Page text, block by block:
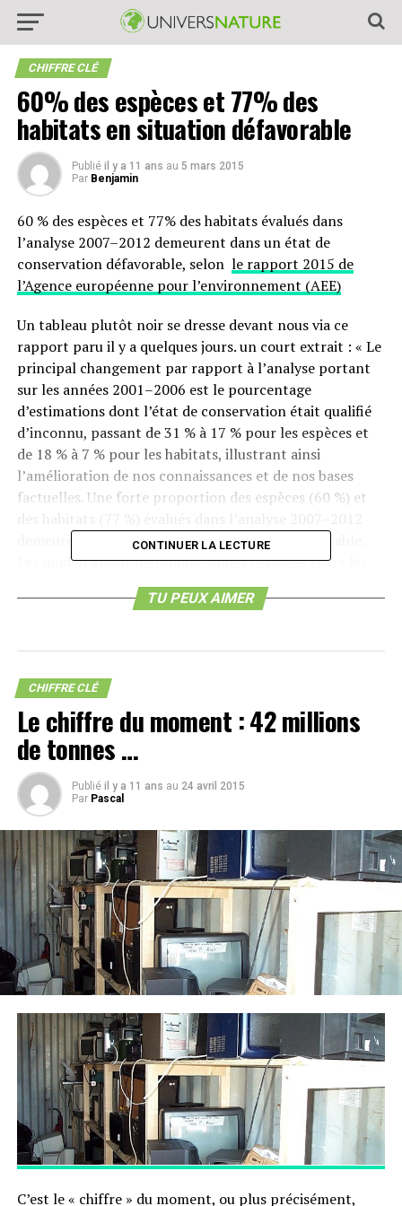
CHIFFRE CLÉ
60% des espèces et 77% des
habitats en situation défavorable
Publié il y a 11 ans au 5 mars 2015
Par Benjamin
60 % des espèces et 77% des habitats évalués dans
l’analyse 2007–2012 demeurent dans un état de
conservation défavorable, selon le rapport 2015 de
l’Agence européenne pour l’environnement (AEE)
Un tableau plutôt noir se dresse devant nous via ce
rapport paru il y a quelques jours. un court extrait : « Le
principal changement par rapport à l’analyse portant
sur les années 2001–2006 est le pourcentage
d’estimations dont l’état de conservation était qualifié
d’inconnu, passant de 31 % à 17 % pour les espèces et
de 18 % à 7 % pour les habitats, illustrant ainsi
l’amélioration de nos connaissances et de nos bases
factuelles. Une forte proportion des espèces (60 %) et
demeurent dans un état de conservation défavorable.
Les modifications méthodologiques réalisées entre les
deux analyses empêchent de savoir si ces valeurs
représentent une détérioration de leur état ou reflète
ailleurs, même si la réponse sociétale à la perte de
positives peuvent prendre un certain temps avant
d’impacter son état. L’une des réussites les plus
marquantes est illustrée par l’expansion du réseau de
zones protégées de Natura 2000 qui représente
maintenant 18 % de la surface terrestre de l’UE et près
de 4 % des eaux marines contrôlées par l’Union. La
conservation et la gestion de ces zones protégées ainsi
que d’autres zones définies au niveau national (et le
renforcement de leur cohérence par le développement
d’infrastructures vertes comme les corridors
écologiques) représentent une étape essentielle pour la
protection de la biodiversité de notre continent ».
RUBRIQUES CONNEXES:
Le chiffre du moment : 42 millions de tonnes …
NE MANQUEZ PAS
14,2% de l’énergie en France est renouvelable
CONTINUER LA LECTURE
TU PEUX AIMER
CHIFFRE CLÉ
Le chiffre du moment : 42 millions
de tonnes …
Publié il y a 11 ans au 24 avril 2015
Par Pascal
C’est le « chiffre » du moment, ou plus précisément,